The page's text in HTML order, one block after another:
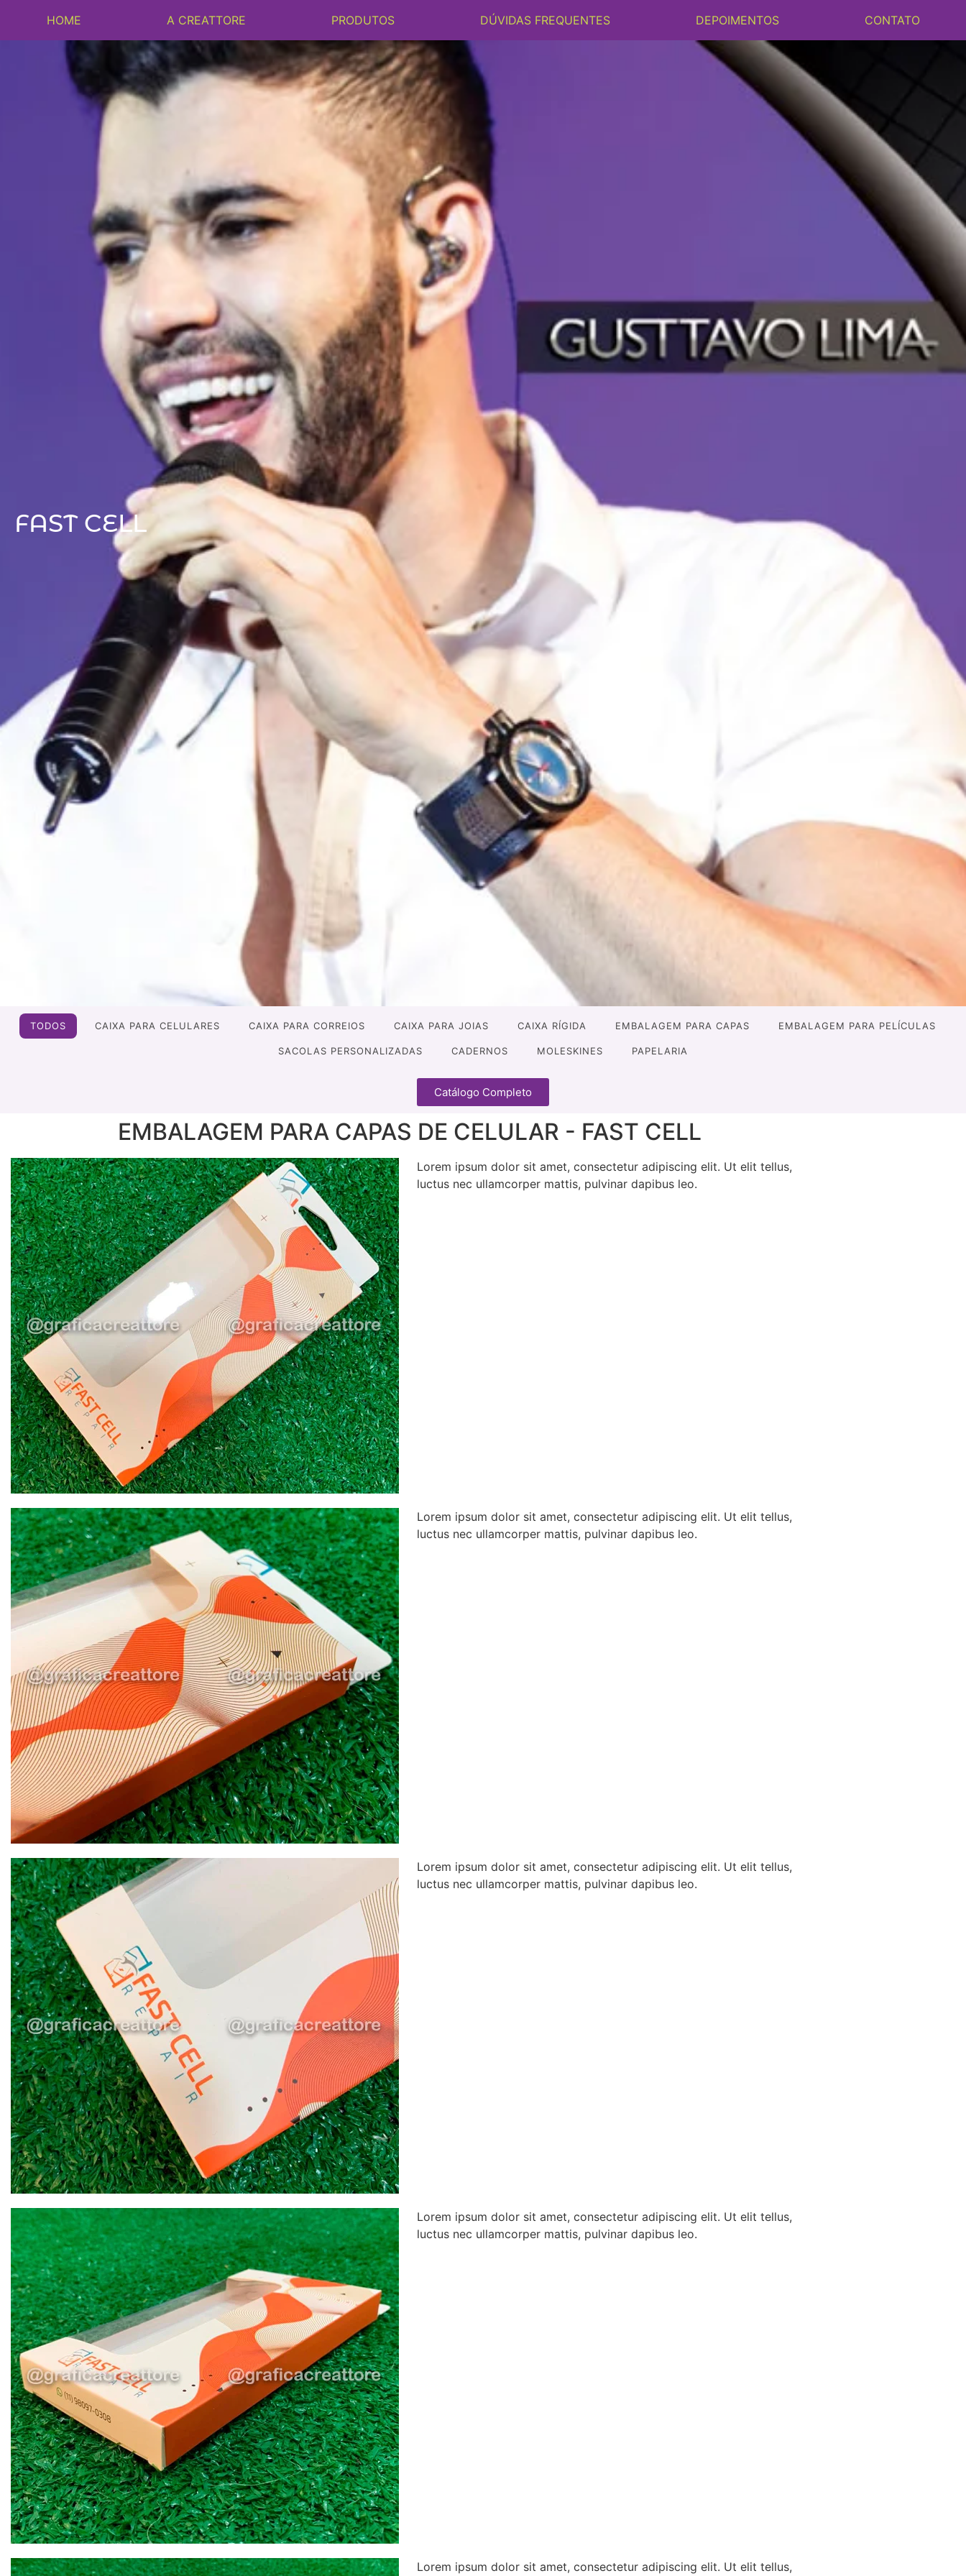
HOME A CREATTORE PRODUTOS DÚVIDAS FREQUENTES DEPOIMENTOS CONTATO
FAST CELL
TODOS CAIXA PARA CELULARES CAIXA PARA CORREIOS CAIXA PARA JOIAS CAIXA RÍGIDA EMBALAGEM PARA CAPAS EMBALAGEM PARA PELÍCULAS
SACOLAS PERSONALIZADAS CADERNOS MOLESKINES PAPELARIA
Catálogo Completo
EMBALAGEM PARA CAPAS DE CELULAR - FAST CELL
Lorem ipsum dolor sit amet, consectetur adipiscing elit. Ut elit tellus,
luctus nec ullamcorper mattis, pulvinar dapibus leo.
Lorem ipsum dolor sit amet, consectetur adipiscing elit. Ut elit tellus,
luctus nec ullamcorper mattis, pulvinar dapibus leo.
Lorem ipsum dolor sit amet, consectetur adipiscing elit. Ut elit tellus,
luctus nec ullamcorper mattis, pulvinar dapibus leo.
Lorem ipsum dolor sit amet, consectetur adipiscing elit. Ut elit tellus,
luctus nec ullamcorper mattis, pulvinar dapibus leo.
Lorem ipsum dolor sit amet, consectetur adipiscing elit. Ut elit tellus,